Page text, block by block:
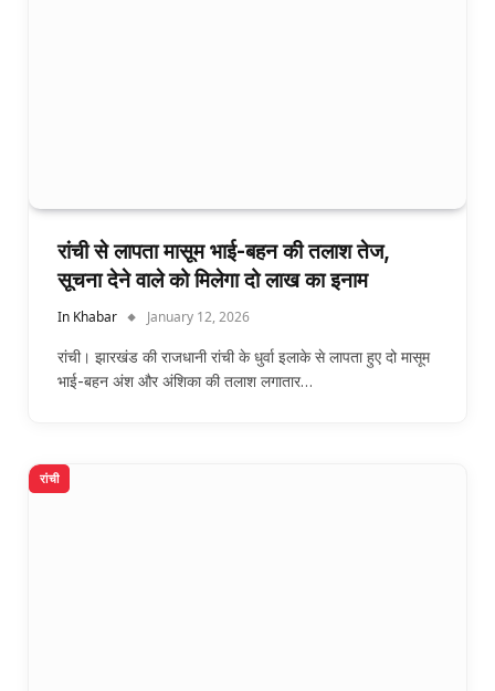
रांची से लापता मासूम भाई-बहन की तलाश तेज,
सूचना देने वाले को मिलेगा दो लाख का इनाम
In Khabar January 12, 2026
रांची। झारखंड की राजधानी रांची के धुर्वा इलाके से लापता हुए दो मासूम
भाई-बहन अंश और अंशिका की तलाश लगातार…
रांची